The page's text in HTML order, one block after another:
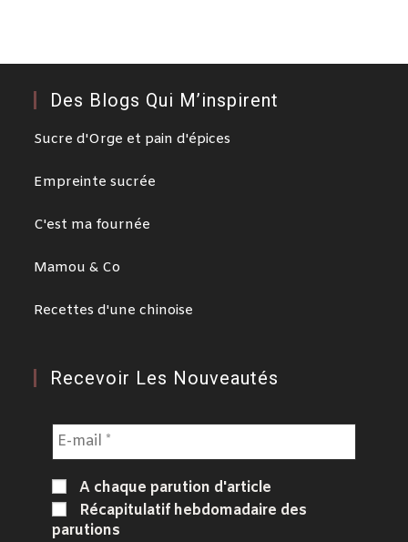
Des Blogs Qui M’inspirent
Sucre d'Orge et pain d'épices
Empreinte sucrée
C'est ma fournée
Mamou & Co
Recettes d'une chinoise
Recevoir Les Nouveautés
A chaque parution d'article
Récapitulatif hebdomadaire des
parutions